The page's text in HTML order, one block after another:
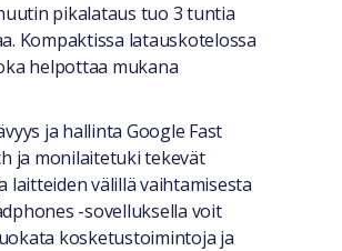
pikalataus tuo 3 tuntia
Kompaktissa latauskotelossa
helpottaa mukana
ja hallinta Google Fast
ja monilaitetuki tekevät
laitteiden välillä vaihtamisesta
-sovelluksella voit
kosketustoimintoja ja